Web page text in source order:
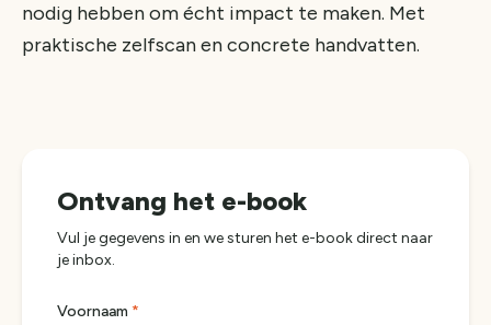
nodig hebben om écht impact te maken. Met
praktische zelfscan en concrete handvatten.
Ontvang het e-book
Vul je gegevens in en we sturen het e-bookdirect naar
je inbox.
Voornaam *